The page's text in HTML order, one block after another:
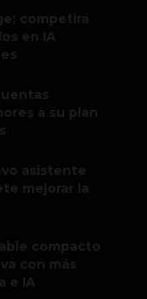
competirá
en IA
a su plan
asistente
mejorar la
compacto
con más
e IA